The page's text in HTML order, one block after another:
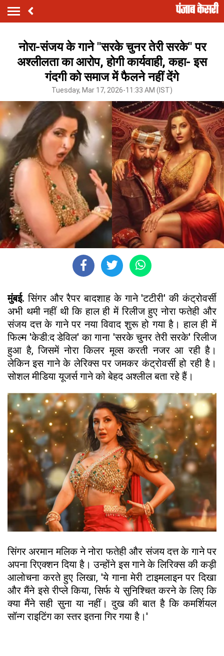
नोरा-संजय के गाने ''सरके चुनर तेरी सरके'' पर
अश्लीलता का आरोप, होगी कार्यवाही, कहा- इस
गंदगी को समाज में फैलने नहीं देंगे
Tuesday, Mar 17, 2026-11:33 AM (IST)
मुंबई.सिंगर और रैपर बादशाह के गाने 'टटीरी' की कंट्रोवर्सी
अभी थमी नहीं थी कि हाल ही में रिलीज हुए नोरा फतेही और
संजय दत्त के गाने पर नया विवाद शुरू हो गया है। हाल ही में
फिल्म 'केडी:द डेविल' का गाना 'सरके चुनर तेरी सरके' रिलीज
हुआ है, जिसमें नोरा किलर मूव्स करती नजर आ रही है।
लेकिन इस गाने के लेरिक्स पर जमकर कंट्रोवर्सी हो रही है।
सोशल मीडिया यूजर्स गाने को बेहद अश्लील बता रहे हैं।
सिंगर अरमान मलिक ने नोरा फतेही और संजय दत्त के गाने पर
अपना रिएक्शन दिया है। उन्होंने इस गाने के लिरिक्स की कड़ी
आलोचना करते हुए लिखा, 'ये गाना मेरी टाइमलाइन पर दिखा
और मैंने इसे रीप्ले किया, सिर्फ ये सुनिश्चित करने के लिए कि
क्या मैंने सही सुना या नहीं। दुख की बात है कि कमर्शियल
सॉन्ग राइटिंग का स्तर इतना गिर गया है।'